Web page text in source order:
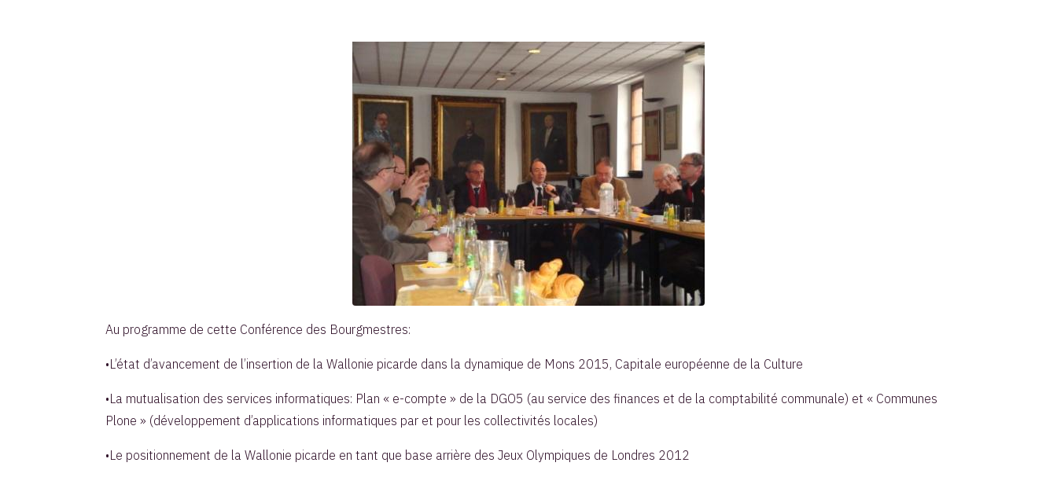
Au programme de cette Conférence des Bourgmestres:
•L’état d’avancement de l’insertion de la Wallonie picarde dans la dynamique de Mons 2015, Capitale européenne de la Culture
•La mutualisation des services informatiques: Plan « e-compte » de la DGO5 (au service des finances et de la comptabilité communale) et « Communes
Plone » (développement d’applications informatiques par et pour les collectivités locales)
•Le positionnement de la Wallonie picarde en tant que base arrière des Jeux Olympiques de Londres 2012